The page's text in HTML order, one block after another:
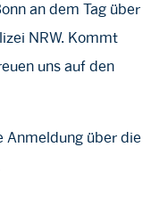
an dem Tag über
NRW. Kommt
uns auf den
Anmeldung über die